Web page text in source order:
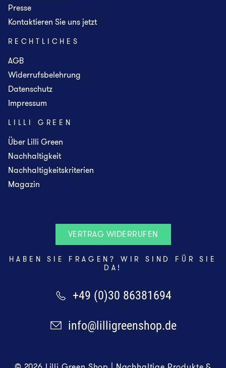
Presse
Kontaktieren Sie uns jetzt
RECHTLICHES
AGB
Widerrufsbelehrung
Datenschutz
Impressum
LILLI GREEN
Über Lilli Green
Nachhaltigkeit
Nachhaltigkeitskriterien
Magazin
VERTRAG WIDERRUFEN
HABEN SIE FRAGEN? WIR SIND FÜR SIE
DA!
+49 (0)30 86381694
info@lilligreenshop.de